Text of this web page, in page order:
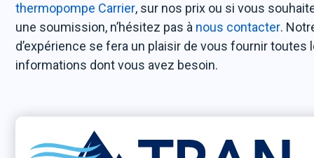
thermopompe Carrier, sur nos prix ou si vous
une soumission, n’hésitez pas à nous contacter.
d’expérience se fera un plaisir de vous fournir toutes
informations dont vous avez besoin.